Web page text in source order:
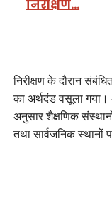
निरीक्षण…
निरीक्षण के दौरान
का अर्थदंड वसूला गया।
अनुसार शैक्षणिक
तथा सार्वजनिक स्थानों